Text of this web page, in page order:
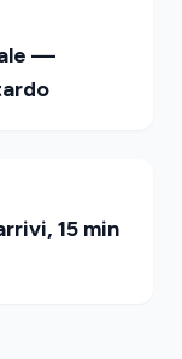
—
15 min